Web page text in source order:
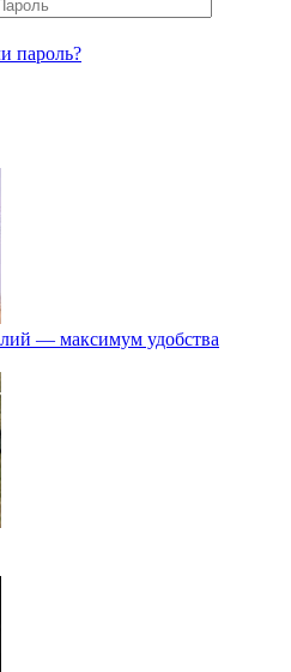
пароль?
— максимум удобства